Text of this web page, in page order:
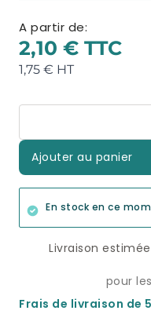
A partir de:
2,10 €
1,75 €
Ajouter au panier
En stock en ce
Livraison
pour
Frais de livraison de